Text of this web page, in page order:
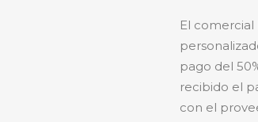
El
pago del
recibido el
con el